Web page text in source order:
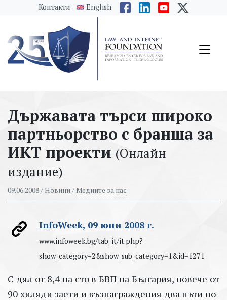
messages.Skip to main content
Контакти English
Държавата търси широко
партньорство с бранша за
ИКТ проекти (Онлайн
издание)
09.06.2008/ Новини /Медиите за нас
InfoWeek, 09 юни 2008 г.
www.infoweek.bg/tab_it/it.php?
show_category=2&show_sub_category=1&id=1271
С дял от 8,4 на сто в БВП на България, повече от
90 хиляди заети и възнаграждения два пъти по-